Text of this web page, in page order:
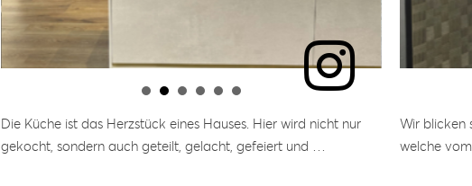
Die Küche ist das Herzstück eines Hauses. Hier wird nicht nur
gekocht, sondern auch geteilt, gelacht, gefeiert und …
Wir blicken
welche